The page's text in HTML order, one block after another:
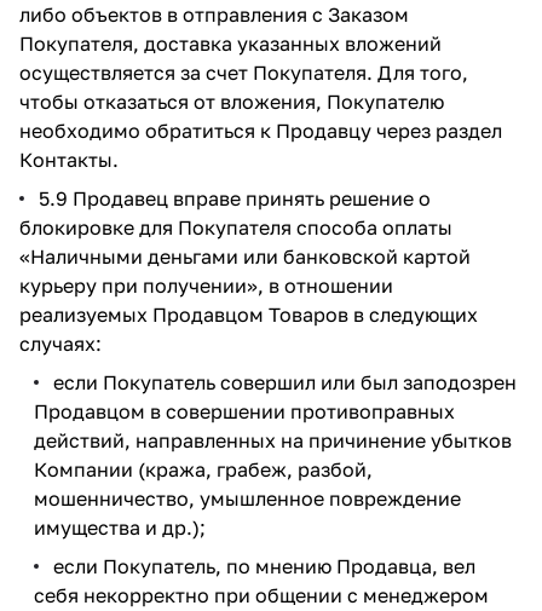
либо объектов в отправления с Заказом
Покупателя, доставка указанных вложений
осуществляется за счет Покупателя. Для того,
чтобы отказаться от вложения, Покупателю
необходимо обратиться к Продавцу через раздел
Контакты.
5.9 Продавец вправе принять решение о
блокировке для Покупателя способа оплаты
«Наличными деньгами или банковской картой
курьеру при получении», в отношении
реализуемых Продавцом Товаров в следующих
случаях:
если Покупатель совершил или был заподозрен
Продавцом в совершении противоправных
действий, направленных на причинение убытков
Компании (кража, грабеж, разбой,
мошенничество, умышленное повреждение
имущества и др.);
если Покупатель, по мнению Продавца, вел
себя некорректно при общении с менеджером